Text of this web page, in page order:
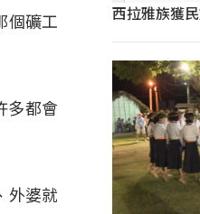
個礦工
多都會
外婆就
西拉雅族獲